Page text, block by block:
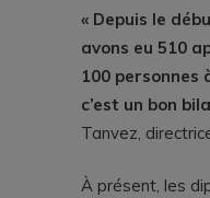
« Depuis le
avons eu 510
100 personnes
c’est un bon
Tanvez,
À présent, les